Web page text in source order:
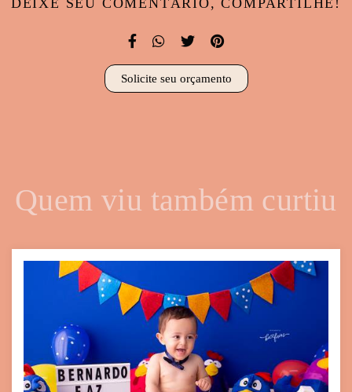
DEIXE SEU COMENTÁRIO, COMPARTILHE!
Solicite seu orçamento
Quem viu também curtiu